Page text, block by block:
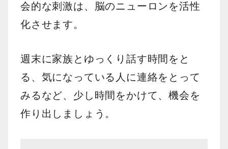
会的な刺激は、脳のニューロンを活性
化させます。
週末に家族とゆっくり話す時間をと
る、気になっている人に連絡をとって
みるなど、少し時間をかけて、機会を
作り出しましょう。